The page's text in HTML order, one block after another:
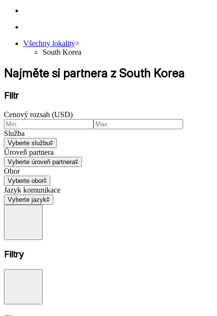
Všechny lokality>
South Korea
Najměte si partnera z South Korea
Filtr
Cenový rozsah (USD)
Služba
Vyberte službu
Úroveň partnera
Vyberte úroveň partnera
Obor
Vyberte obor
Jazyk komunikace
Vyberte jazyk
Filtry